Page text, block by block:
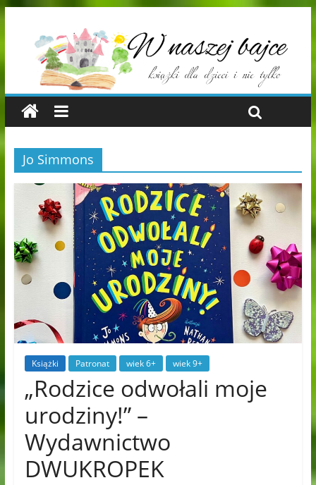
Jo Simmons
Książki Patronat wiek 6+ wiek 9+
„Rodzice odwołali moje
urodziny!” –
Wydawnictwo
DWUKROPEK